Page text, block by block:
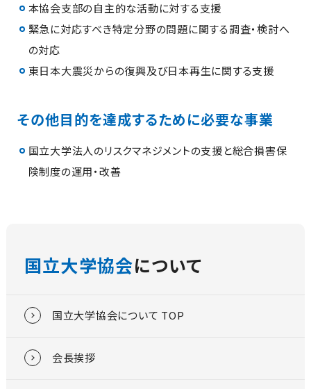
本協会支部の自主的な活動に対する支援
緊急に対応すべき特定分野の問題に関する調査・検討へ
の対応
東日本大震災からの復興及び日本再生に関する支援
その他目的を達成するために必要な事業
国立大学法人のリスクマネジメントの支援と総合損害保
険制度の運用・改善
国立大学協会について
国立大学協会について TOP
会長挨拶